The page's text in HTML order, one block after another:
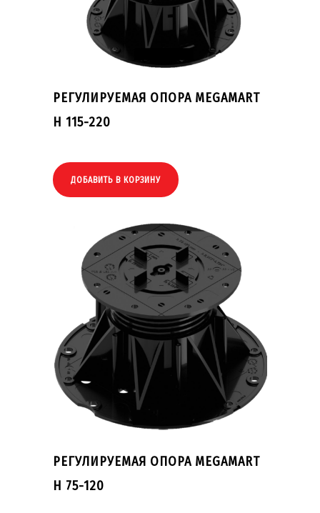
РЕГУЛИРУЕМАЯ ОПОРА MEGAMART
H 115-220
ДОБАВИТЬ В КОРЗИНУ
РЕГУЛИРУЕМАЯ ОПОРА MEGAMART
H 75-120